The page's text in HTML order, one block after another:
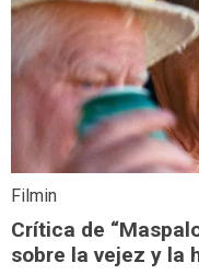
Filmin
Crítica de
sobre la vejez y la